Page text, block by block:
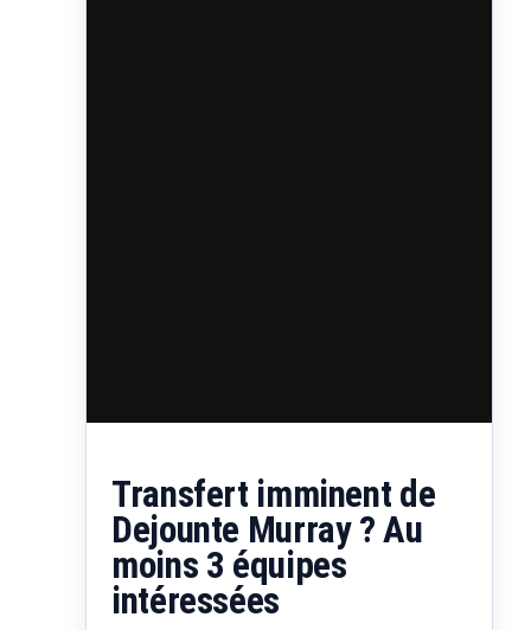
Transfert imminent de
Dejounte Murray ? Au
moins 3 équipes
intéressées